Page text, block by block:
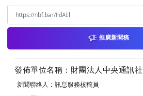
推廣新聞稿
發佈單位名稱：財團法人中央通訊社
新聞聯絡人：訊息服務核稿員